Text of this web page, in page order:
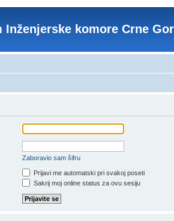
Inženjerske komore Crne
Zaboravio sam šifru
Prijavi me automatski pri svakoj poseti
Sakrij moj online status za ovu sesiju